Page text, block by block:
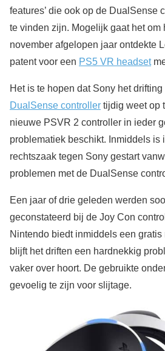
features’ die ook op de DualSense
te vinden zijn. Mogelijk gaat het om
november afgelopen jaar ontdekte
patent voor een PS5 VR headset
Het is te hopen dat Sony het
DualSense controller tijdig weet op
nieuwe PSVR 2 controller in ieder
problematiek beschikt. Inmiddels is
rechtszaak tegen Sony gestart
problemen met de DualSense
Een jaar of drie geleden werden
geconstateerd bij de Joy Con
Nintendo biedt inmiddels een gratis
blijft het driften een hardnekkig
vaker over hoort. De gebruikte
gevoelig te zijn voor slijtage.